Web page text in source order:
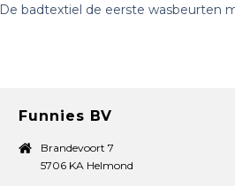
De badtextiel de eerste wasbeurten
Funnies BV
Brandevoort 7
5706 KA Helmond